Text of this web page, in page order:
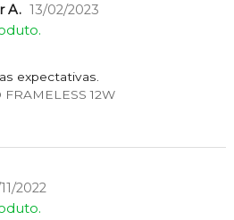
A. 13/02/2023
expectativas.
12W
2022